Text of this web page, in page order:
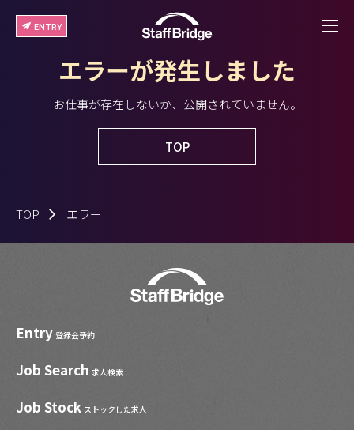
ENTRY
エラーが発生しました
お仕事が存在しないか、公開されていません。
TOP
TOP エラー
Entry 登録会予約
Job Search 求人検索
Job Stock ストックした求人